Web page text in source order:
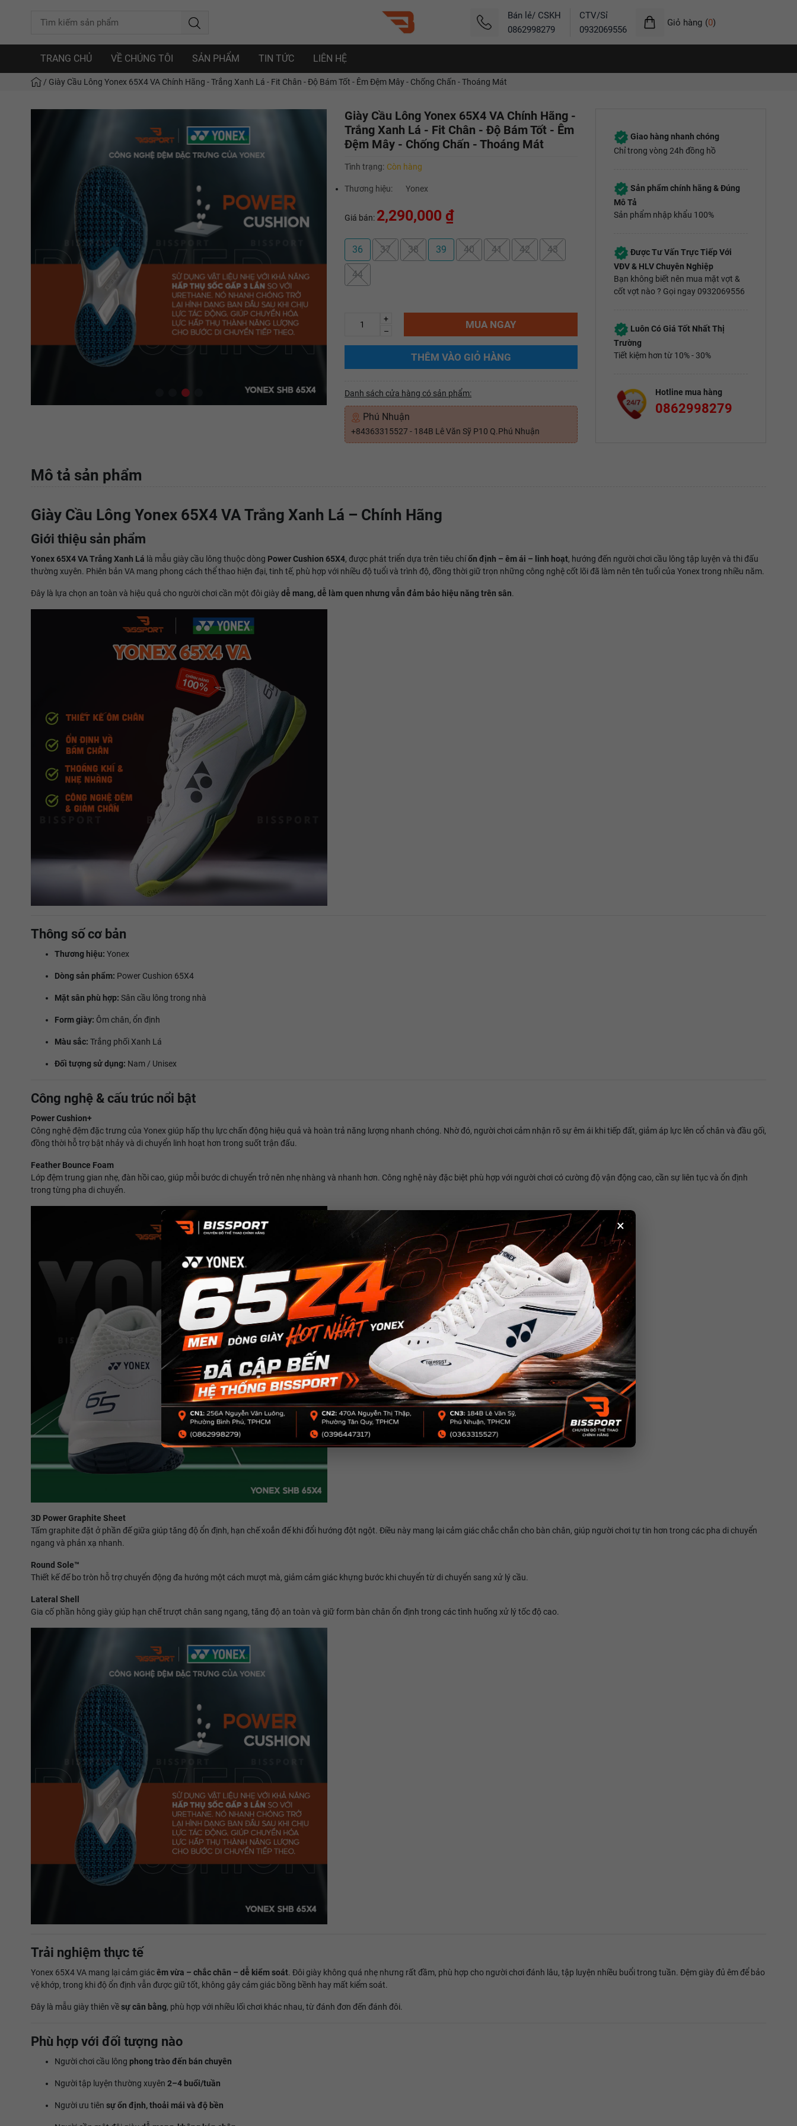
×
Bán lẻ/ CSKH
0862998279
CTV/Sỉ
0932069556
Giỏ hàng (0)
TRANG CHỦ VỀ CHÚNG TÔI SẢN PHẨM TIN TỨC LIÊN HỆ
/ Giày Cầu Lông Yonex 65X4 VA Chính Hãng - Trắng Xanh Lá - Fit Chân - Độ Bám Tốt - Êm Đệm Mây - Chống Chấn - Thoáng Mát
Giày Cầu Lông Yonex 65X4 VA Chính Hãng -
Trắng Xanh Lá - Fit Chân - Độ Bám Tốt - Êm
Đệm Mây - Chống Chấn - Thoáng Mát
Tình trạng: Còn hàng
Thương hiệu: Yonex
Giá bán: 2,290,000 ₫
36 37 38 39 40 41 42 43
44
+
–
MUA NGAY
THÊM VÀO GIỎ HÀNG
Danh sách cửa hàng có sản phẩm:
Phú Nhuận
+84363315527 - 184B Lê Văn Sỹ P10 Q.Phú Nhuận
Giao hàng nhanh chóng
Chỉ trong vòng 24h đồng hồ
Sản phẩm chính hãng & Đúng
Mô Tả
Sản phẩm nhập khẩu 100%
Được Tư Vấn Trực Tiếp Với
VĐV & HLV Chuyên Nghiệp
Bạn không biết nên mua mặt vợt &
cốt vợt nào ? Gọi ngay 0932069556
Luôn Có Giá Tốt Nhất Thị
Trường
Tiết kiệm hơn từ 10% - 30%
Hotline mua hàng
0862998279
Mô tả sản phẩm
Giày Cầu Lông Yonex 65X4 VA Trắng Xanh Lá – Chính Hãng
Giới thiệu sản phẩm
Yonex 65X4 VA Trắng Xanh Lá là mẫu giày cầu lông thuộc dòng Power Cushion 65X4, được phát triển dựa trên tiêu chíổn định – êm ái – linh hoạt, hướng đến người chơi cầu lông tập luyện và thi đấu
thường xuyên. Phiên bản VA mang phong cách thể thao hiện đại, tinh tế, phù hợp với nhiều độ tuổi và trình độ, đồng thời giữ trọn những công nghệ cốt lõi đã làm nên tên tuổi của Yonex trong nhiều năm.
Đây là lựa chọn an toàn và hiệu quả cho người chơi cần một đôi giàydễ mang, dễ làm quen nhưng vẫn đảm bảo hiệu năng trên sân.
Thông số cơ bản
Thương hiệu: Yonex
Dòng sản phẩm: Power Cushion 65X4
Mặt sân phù hợp: Sân cầu lông trong nhà
Form giày: Ôm chân, ổn định
Màu sắc: Trắng phối Xanh Lá
Đối tượng sử dụng: Nam / Unisex
Công nghệ & cấu trúc nổi bật
Power Cushion+
Công nghệ đệm đặc trưng của Yonex giúp hấp thụ lực chấn động hiệu quả và hoàn trả năng lượng nhanh chóng. Nhờ đó, người chơi cảm nhận rõ sự êm ái khi tiếp đất, giảm áp lực lên cổ chân và đầu gối,
đồng thời hỗ trợ bật nhảy và di chuyển linh hoạt hơn trong suốt trận đấu.
Feather Bounce Foam
Lớp đệm trung gian nhẹ, đàn hồi cao, giúp mỗi bước di chuyển trở nên nhẹ nhàng và nhanh hơn. Công nghệ này đặc biệt phù hợp với người chơi có cường độ vận động cao, cần sự liên tục và ổn định
trong từng pha di chuyển.
3D Power Graphite Sheet
Tấm graphite đặt ở phần đế giữa giúp tăng độ ổn định, hạn chế xoắn đế khi đổi hướng đột ngột. Điều này mang lại cảm giác chắc chắn cho bàn chân, giúp người chơi tự tin hơn trong các pha di chuyển
ngang và phản xạ nhanh.
Round Sole™
Thiết kế đế bo tròn hỗ trợ chuyển động đa hướng một cách mượt mà, giảm cảm giác khựng bước khi chuyển từ di chuyển sang xử lý cầu.
Lateral Shell
Gia cố phần hông giày giúp hạn chế trượt chân sang ngang, tăng độ an toàn và giữ form bàn chân ổn định trong các tình huống xử lý tốc độ cao.
Trải nghiệm thực tế
Yonex 65X4 VA mang lại cảm giácêm vừa – chắc chân – dễ kiểm soát. Đôi giày không quá nhẹ nhưng rất đầm, phù hợp cho người chơi đánh lâu, tập luyện nhiều buổi trong tuần. Đệm giày đủ êm để bảo
vệ khớp, trong khi độ ổn định vẫn được giữ tốt, không gây cảm giác bồng bềnh hay mất kiểm soát.
Đây là mẫu giày thiên vềsự cân bằng, phù hợp với nhiều lối chơi khác nhau, từ đánh đơn đến đánh đôi.
Phù hợp với đối tượng nào
Người chơi cầu lông phong trào đến bán chuyên
Người tập luyện thường xuyên 2–4 buổi/tuần
Người ưu tiên sự ổn định, thoải mái và độ bền